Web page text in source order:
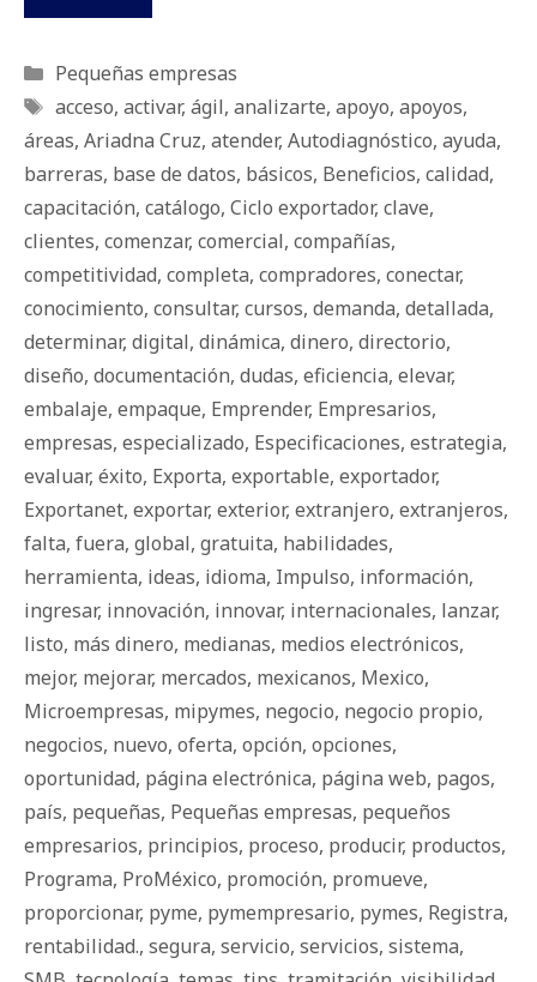
Categorías
Pequeñas empresas
Etiquetas
acceso, activar, ágil, analizarte, apoyo, apoyos,
áreas, Ariadna Cruz, atender, Autodiagnóstico, ayuda,
barreras, base de datos, básicos, Beneficios, calidad,
capacitación, catálogo, Ciclo exportador, clave,
clientes, comenzar, comercial, compañías,
competitividad, completa, compradores, conectar,
conocimiento, consultar, cursos, demanda, detallada,
determinar, digital, dinámica, dinero, directorio,
diseño, documentación, dudas, eficiencia, elevar,
embalaje, empaque, Emprender, Empresarios,
empresas, especializado, Especificaciones, estrategia,
evaluar, éxito, Exporta, exportable, exportador,
Exportanet, exportar, exterior, extranjero, extranjeros,
falta, fuera, global, gratuita, habilidades,
herramienta, ideas, idioma, Impulso, información,
ingresar, innovación, innovar, internacionales, lanzar,
listo, más dinero, medianas, medios electrónicos,
mejor, mejorar, mercados, mexicanos, Mexico,
Microempresas, mipymes, negocio, negocio propio,
negocios, nuevo, oferta, opción, opciones,
oportunidad, página electrónica, página web, pagos,
país, pequeñas, Pequeñas empresas, pequeños
empresarios, principios, proceso, producir, productos,
Programa, ProMéxico, promoción, promueve,
proporcionar, pyme, pymempresario, pymes, Registra,
rentabilidad., segura, servicio, servicios, sistema,